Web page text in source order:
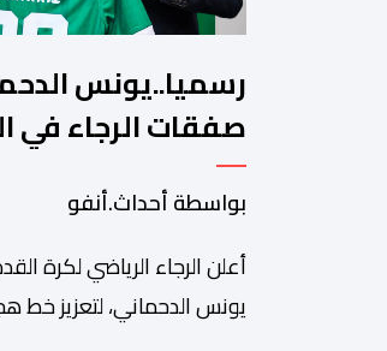
رسميا..يونس
صفقات الرجاء في
الصيفي
بواسطة أحداث.أنفو
أعلن الرجاء الرياضي لكرة
يونس الدحماني، لتعزيز خط